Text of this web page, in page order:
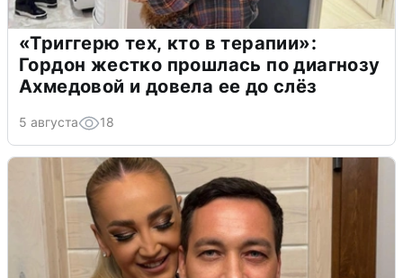
«Триггерю тех, кто в терапии»:
Гордон жестко прошлась по диагнозу
Ахмедовой и довела ее до слёз
5 августа 18